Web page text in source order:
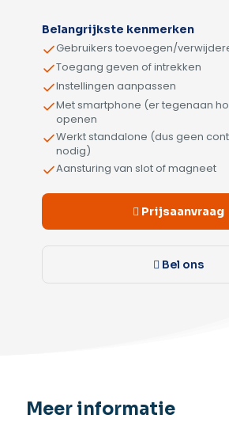
Belangrijkste kenmerken
Gebruikers toevoegen/
Toegang geven of intrekken
Instellingen aanpassen
Met smartphone (er tegenaan
openen
Werkt standalone (dus geen
nodig)
Aansturing van slot of magneet
Prijsaanvraag
Bel ons
Meer informatie